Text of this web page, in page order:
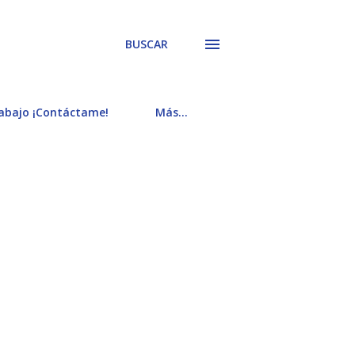
BUSCAR
¡Contáctame! Más…